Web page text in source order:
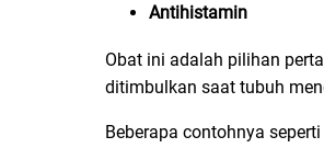
Antihistamin
Obat ini adalah pilihan
ditimbulkan saat tubuh
Beberapa contohnya